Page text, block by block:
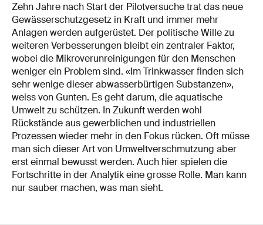
Zehn Jahre nach Start der Pilotversuche trat das neue
Gewässerschutzgesetz in Kraft und immer mehr
Anlagen werden aufgerüstet. Der politische Wille zu
weiteren Verbesserungen bleibt ein zentraler Faktor,
wobei die Mikroverunreinigungen für den Menschen
weniger ein Problem sind. «Im Trinkwasser finden sich
sehr wenige dieser abwasserbürtigen Substanzen»,
weiss von Gunten. Es geht darum, die aquatische
Umwelt zu schützen. In Zukunft werden wohl
Rückstände aus gewerblichen und industriellen
Prozessen wieder mehr in den Fokus rücken. Oft müsse
man sich dieser Art von Umweltverschmutzung aber
erst einmal bewusst werden. Auch hier spielen die
Fortschritte in der Analytik eine grosse Rolle. Man kann
nur sauber machen, was man sieht.